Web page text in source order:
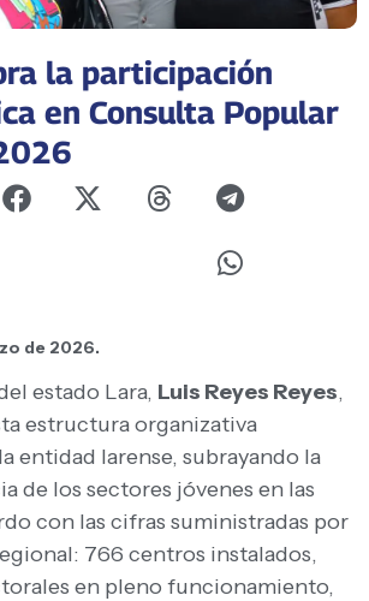
la participación
en Consulta Popular
de 2026.
estado Lara, Luis Reyes Reyes,
estructura organizativa
entidad larense, subrayando la
de los sectores jóvenes en las
con las cifras suministradas por
766 centros instalados,
en pleno funcionamiento,